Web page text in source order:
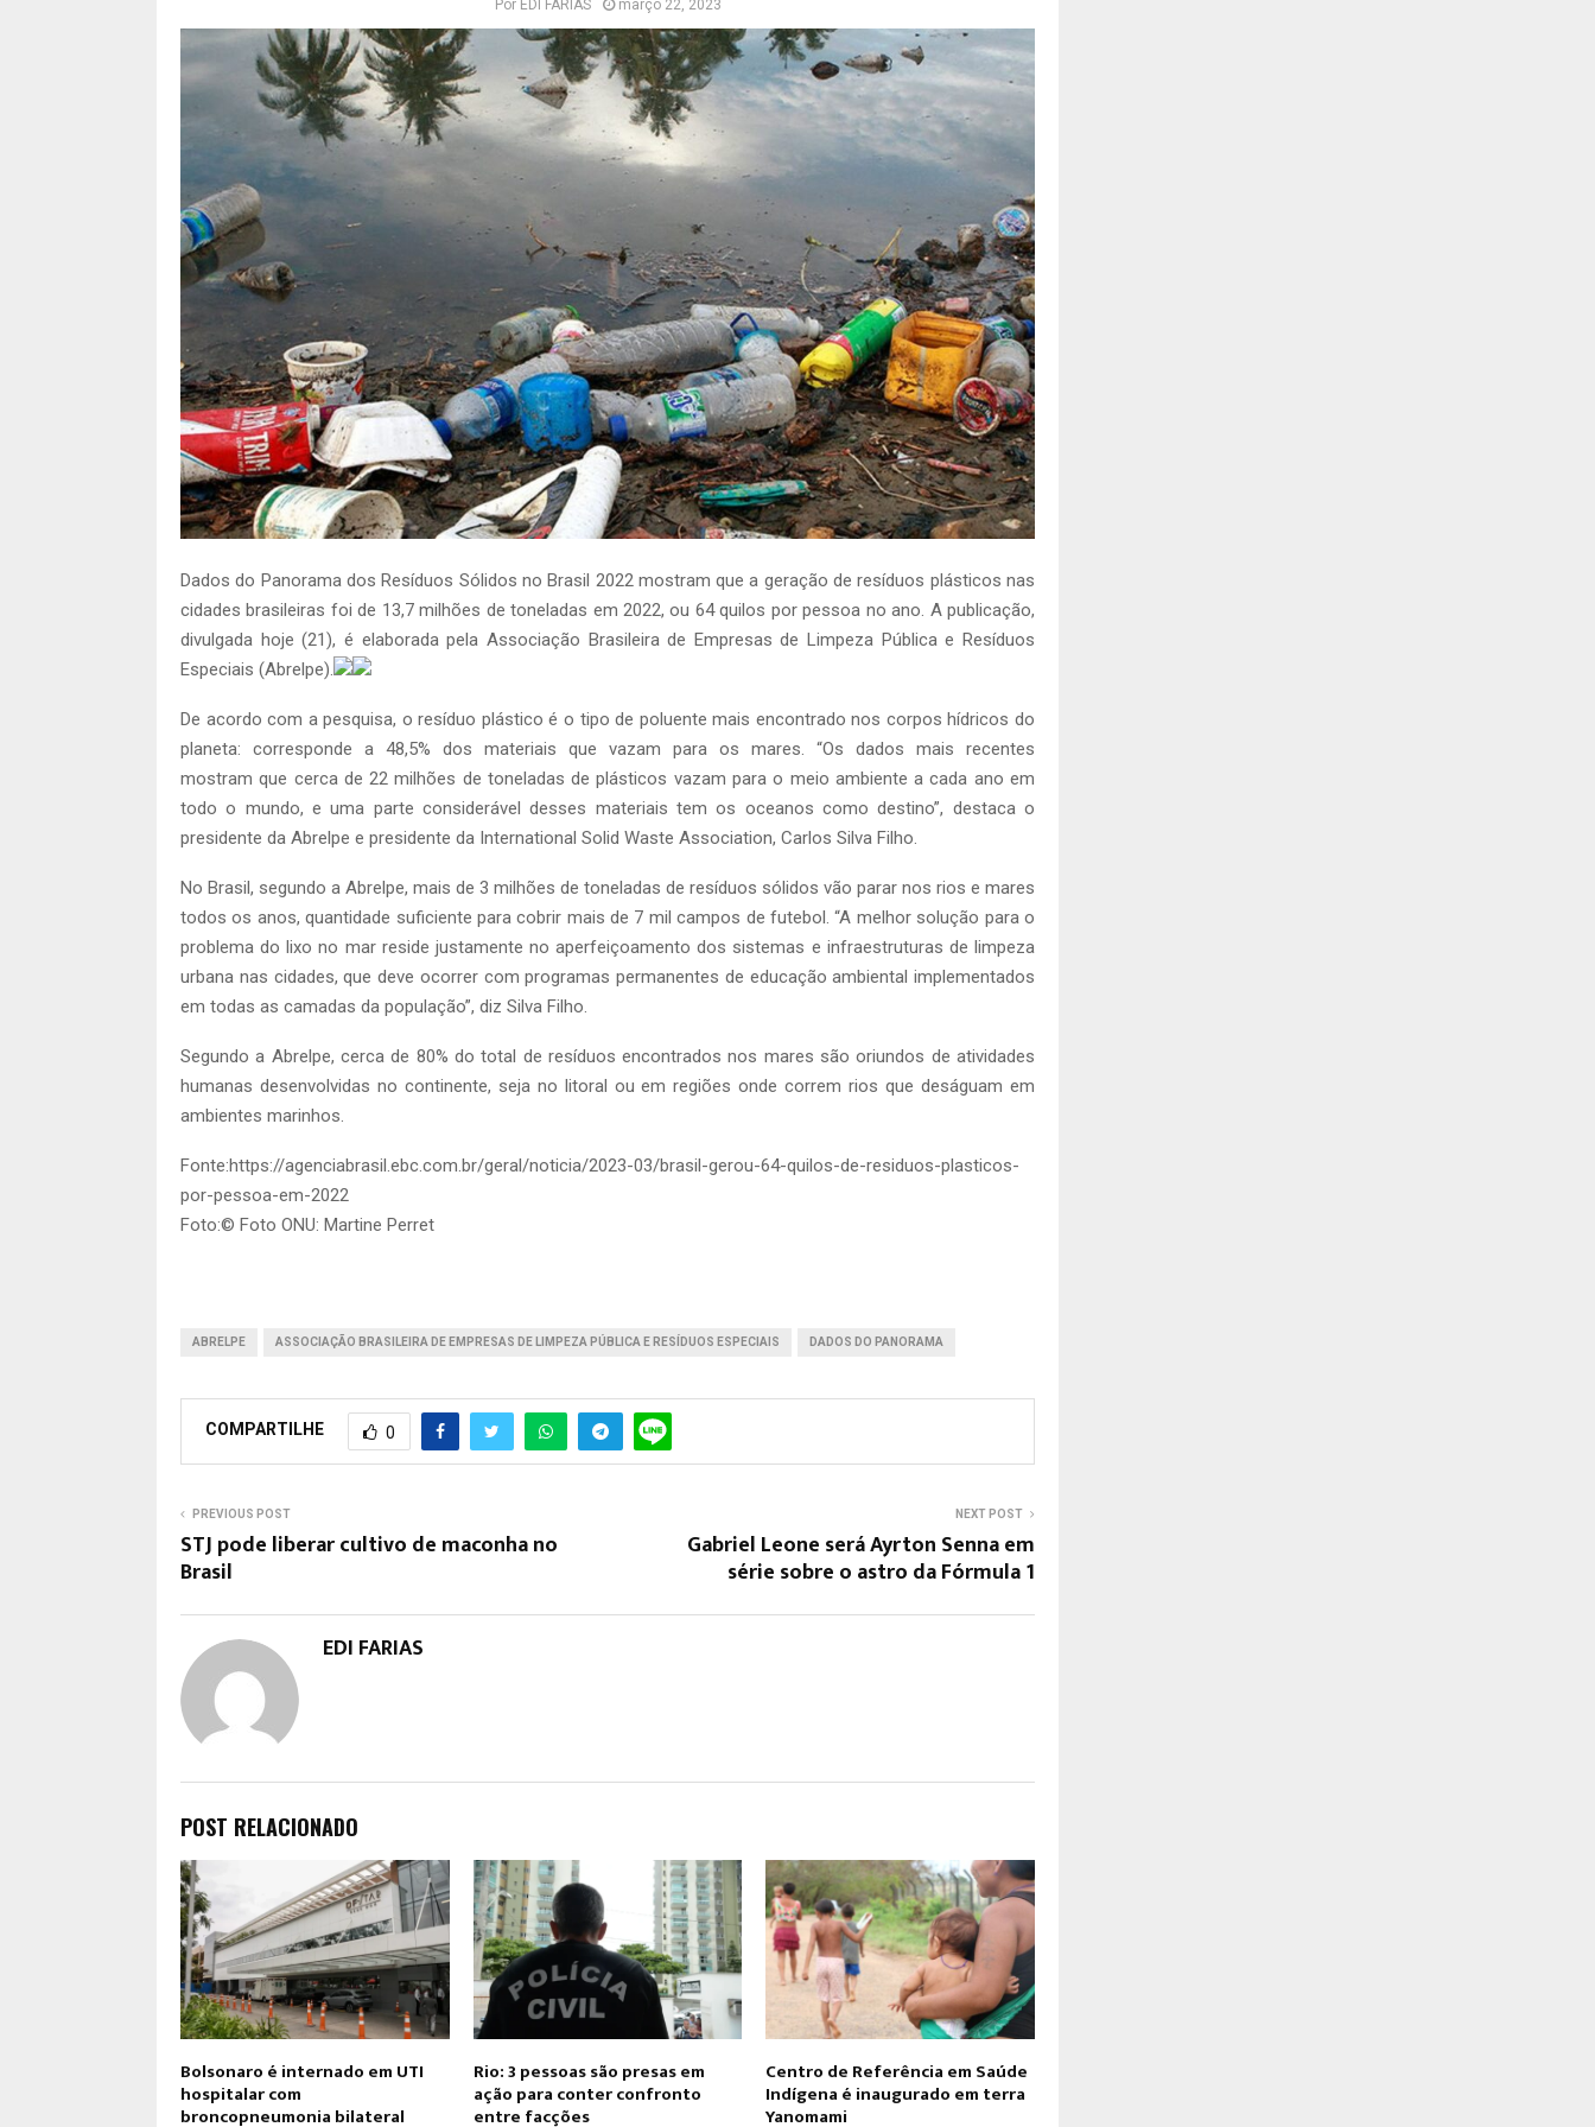
Por EDI FARIAS março 22, 2023
Dados do Panorama dos Resíduos Sólidos no Brasil 2022 mostram que a geração de resíduos plásticos nas
cidades brasileiras foi de 13,7 milhões de toneladas em 2022, ou 64 quilos por pessoa no ano. A publicação,
divulgada hoje (21), é elaborada pela Associação Brasileira de Empresas de Limpeza Pública e Resíduos
Especiais (Abrelpe).
De acordo com a pesquisa, o resíduo plástico é o tipo de poluente mais encontrado nos corpos hídricos do
planeta: corresponde a 48,5% dos materiais que vazam para os mares. “Os dados mais recentes
mostram que cerca de 22 milhões de toneladas de plásticos vazam para o meio ambiente a cada ano em
todo o mundo, e uma parte considerável desses materiais tem os oceanos como destino”, destaca o
presidente da Abrelpe e presidente da International Solid Waste Association, Carlos Silva Filho.
No Brasil, segundo a Abrelpe, mais de 3 milhões de toneladas de resíduos sólidos vão parar nos rios e mares
todos os anos, quantidade suficiente para cobrir mais de 7 mil campos de futebol. “A melhor solução para o
problema do lixo no mar reside justamente no aperfeiçoamento dos sistemas e infraestruturas de limpeza
urbana nas cidades, que deve ocorrer com programas permanentes de educação ambiental implementados
em todas as camadas da população”, diz Silva Filho.
Segundo a Abrelpe, cerca de 80% do total de resíduos encontrados nos mares são oriundos de atividades
humanas desenvolvidas no continente, seja no litoral ou em regiões onde correm rios que deságuam em
ambientes marinhos.
Fonte:https://agenciabrasil.ebc.com.br/geral/noticia/2023-03/brasil-gerou-64-quilos-de-residuos-plasticos-
por-pessoa-em-2022
Foto:© Foto ONU: Martine Perret
ABRELPE ASSOCIAÇÃO BRASILEIRA DE EMPRESAS DE LIMPEZA PÚBLICA E RESÍDUOS ESPECIAIS DADOS DO PANORAMA
COMPARTILHE 0
PREVIOUS POST
STJ pode liberar cultivo de maconha no
Brasil
NEXT POST
Gabriel Leone será Ayrton Senna em
série sobre o astro da Fórmula 1
EDI FARIAS
POST RELACIONADO
Bolsonaro é internado em UTI
hospitalar com
broncopneumonia bilateral
Rio: 3 pessoas são presas em
ação para conter confronto
entre facções
Centro de Referência em Saúde
Indígena é inaugurado em terra
Yanomami